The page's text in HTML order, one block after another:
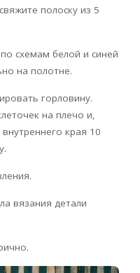
полоску из 5
схемам белой и синей
на полотне.
горловину.
на плечо и,
края 10
вязания детали